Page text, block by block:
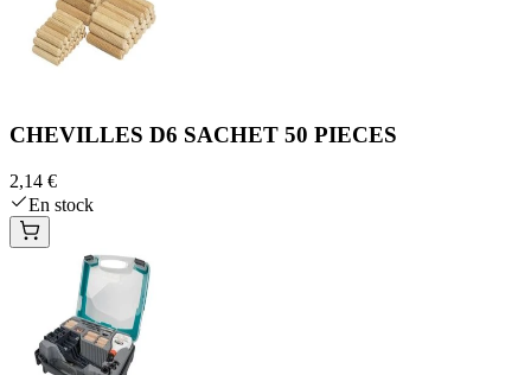
CHEVILLES D6 SACHET 50 PIECES
2,14 €
En stock